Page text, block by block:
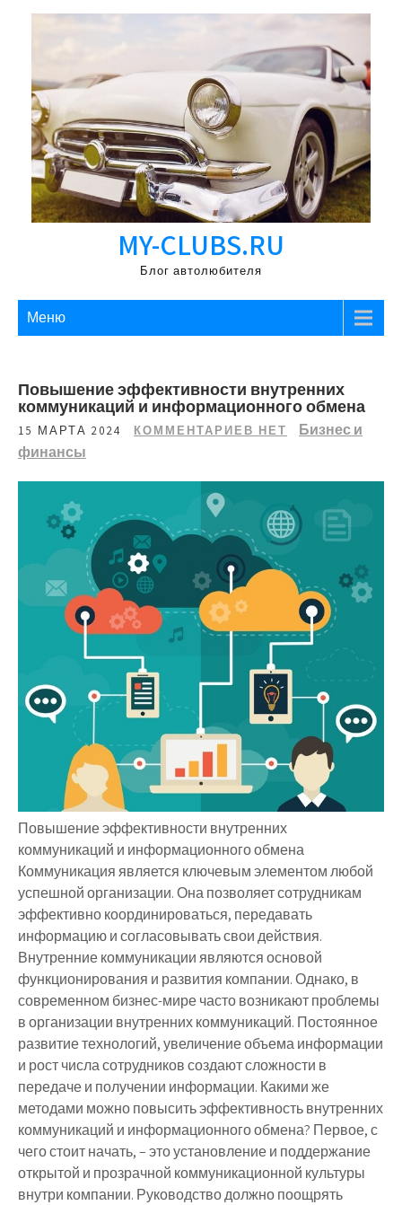
Перейти
MY-CLUBS.RU
Блог автолюбителя
Меню
Повышение эффективности внутренних
коммуникаций и информационного обмена
15 МАРТА 2024 КОММЕНТАРИЕВ НЕТ
Бизнес и
финансы
Повышение эффективности внутренних
коммуникаций и информационного обмена
Коммуникация является ключевым элементом любой
успешной организации. Она позволяет сотрудникам
эффективно координироваться, передавать
информацию и согласовывать свои действия.
Внутренние коммуникации являются основой
функционирования и развития компании. Однако, в
современном бизнес-мире часто возникают проблемы
в организации внутренних коммуникаций. Постоянное
развитие технологий, увеличение объема информации
и рост числа сотрудников создают сложности в
передаче и получении информации. Какими же
методами можно повысить эффективность внутренних
коммуникаций и информационного обмена? Первое, с
чего стоит начать, – это установление и поддержание
открытой и прозрачной коммуникационной культуры
внутри компании. Руководство должно поощрять